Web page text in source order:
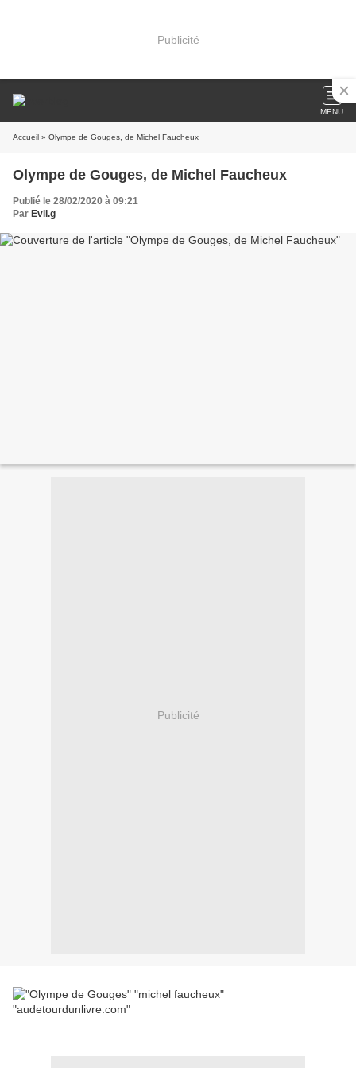
Publicité
MENU
Accueil » Olympe de Gouges, de Michel Faucheux
Olympe de Gouges, de Michel Faucheux
Publié le 28/02/2020 à 09:21
Par Evil.g
Publicité